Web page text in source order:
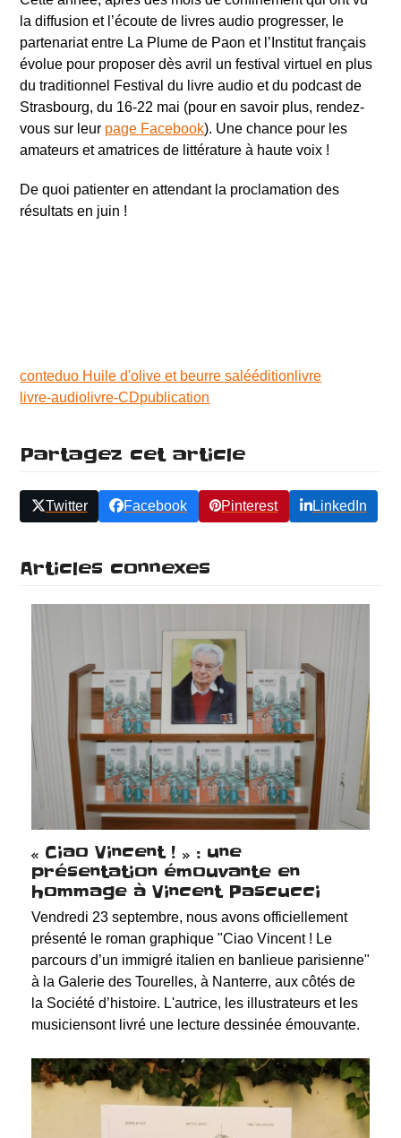
la diffusion et l’écoute de livres audio progresser, le
partenariat entre La Plume de Paon et l’Institut français
évolue pour proposer dès avril un festival virtuel en plus
du traditionnel Festival du livre audio et du podcast de
Strasbourg, du 16-22 mai (pour en savoir plus, rendez-
vous sur leur page Facebook). Une chance pour les
amateurs et amatrices de littérature à haute voix !
De quoi patienter en attendant la proclamation des
résultats en juin !
conteduo Huile d'olive et beurre saléédition livre
livre-audio livre-CDpublication
Partagez cet article
Twitter Facebook Pinterest LinkedIn
Articles connexes
« Ciao Vincent ! » : une
présentation émouvante en
hommage à Vincent Pascucci
Vendredi 23 septembre, nous avons officiellement
présenté le roman graphique "Ciao Vincent ! Le
parcours d’un immigré italien en banlieue parisienne"
à la Galerie des Tourelles, à Nanterre, aux côtés de
la Société d’histoire. L'autrice, les illustrateurs et les
musiciensont livré une lecture dessinée émouvante.